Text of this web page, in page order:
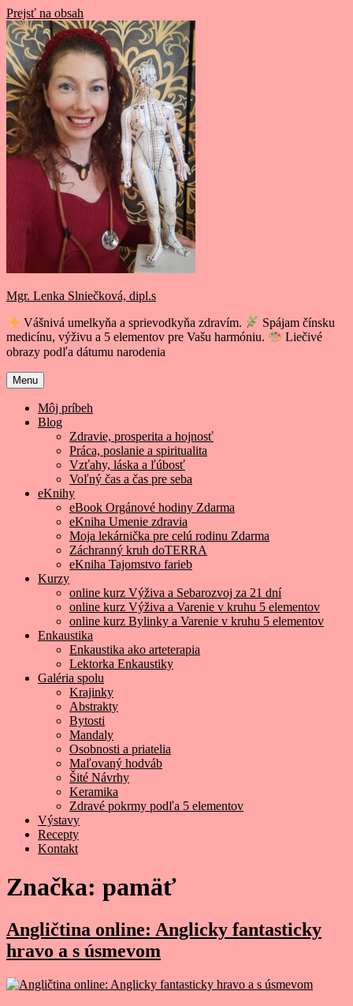
Prejsť na obsah
Mgr. Lenka Slniečková, dipl.s
Vášnivá umelkyňa a sprievodkyňa zdravím.
Spájam čínsku
medicínu, výživu a 5 elementov pre Vašu harmóniu.
Liečivé
obrazy podľa dátumu narodenia
Menu
Môj príbeh
Blog
Zdravie, prosperita a hojnosť
Práca, poslanie a spiritualita
Vzťahy, láska a ľúbosť
Voľný čas a čas pre seba
eKnihy
eBook Orgánové hodiny Zdarma
eKniha Umenie zdravia
Moja lekárnička pre celú rodinu Zdarma
Záchranný kruh doTERRA
eKniha Tajomstvo farieb
Kurzy
online kurz Výživa a Sebarozvoj za 21 dní
online kurz Výživa a Varenie v kruhu 5 elementov
online kurz Bylinky a Varenie v kruhu 5 elementov
Enkaustika
Enkaustika ako arteterapia
Lektorka Enkaustiky
Galéria spolu
Krajinky
Abstrakty
Bytosti
Mandaly
Osobnosti a priatelia
Maľovaný hodváb
Šité Návrhy
Keramika
Zdravé pokrmy podľa 5 elementov
Výstavy
Recepty
Kontakt
Značka: pamäť
Angličtina online: Anglicky fantasticky
hravo a s úsmevom